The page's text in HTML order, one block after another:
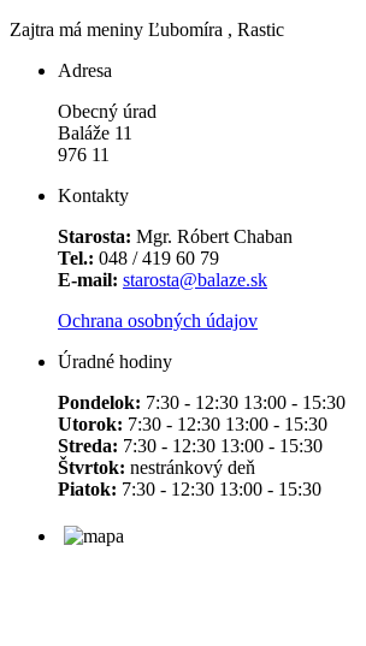
Zajtra má meniny Ľubomíra , Rastic
Adresa
Obecný úrad
Baláže 11
976 11
Kontakty
Starosta: Mgr. Róbert Chaban
Tel.: 048 / 419 60 79
E-mail: starosta@balaze.sk
Ochrana osobných údajov
Úradné hodiny
Pondelok: 7:30 - 12:30 13:00 - 15:30
Utorok: 7:30 - 12:30 13:00 - 15:30
Streda: 7:30 - 12:30 13:00 - 15:30
Štvrtok: nestránkový deň
Piatok: 7:30 - 12:30 13:00 - 15:30